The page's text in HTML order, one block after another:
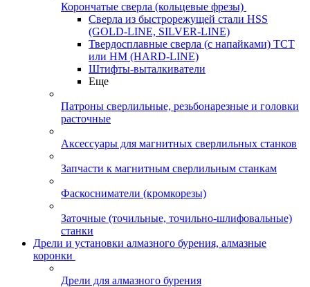
Корончатые сверла (кольцевые фрезы)
Сверла из быстрорежущей стали HSS
(GOLD-LINE, SILVER-LINE)
Твердосплавные сверла (с напайками) ТСТ
или HM (HARD-LINE)
Штифты-выталкиватели
Еще
Патроны сверлильные, резьбонарезные и головки
расточные
Аксессуары для магнитных сверлильных станков
Запчасти к магнитным сверлильным станкам
Фаскосниматели (кромкорезы)
Заточные (точильные, точильно-шлифовальные)
станки
Дрели и установки алмазного бурения, алмазные
коронки
Дрели для алмазного бурения